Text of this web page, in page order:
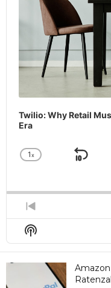
Twilio: Why Retail
Era
Change
1x
Skip
Previous
Episode
Show
Podcast
Information